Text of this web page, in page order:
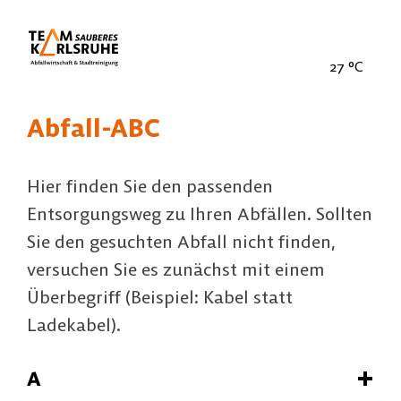
27 °C
Abfall-ABC
Hier finden Sie den passenden
Entsorgungsweg zu Ihren Abfällen. Sollten
Sie den gesuchten Abfall nicht finden,
versuchen Sie es zunächst mit einem
Überbegriff (Beispiel: Kabel statt
Ladekabel).
A